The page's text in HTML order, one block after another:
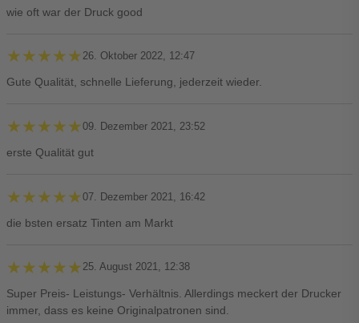
wie oft war der Druck good
★★★★★
★★★★★ 26. Oktober 2022, 12:47
Gute Qualität, schnelle Lieferung, jederzeit wieder.
★★★★★
★★★★★09. Dezember 2021, 23:52
erste Qualität gut
★★★★★
★★★★★07. Dezember 2021, 16:42
die bsten ersatz Tinten am Markt
★★★★★
★★★★★ 25. August 2021, 12:38
Super Preis- Leistungs- Verhältnis. Allerdings meckert der Drucker
immer, dass es keine Originalpatronen sind.